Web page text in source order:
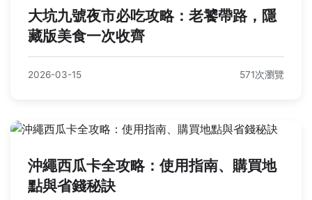
大坑九號夜市必吃攻略：老饕帶路，隱
藏版美食一次收齊
2026-03-15 571次瀏覽
沖繩西瓜卡全攻略：使用指南、購買地
點與省錢秘訣